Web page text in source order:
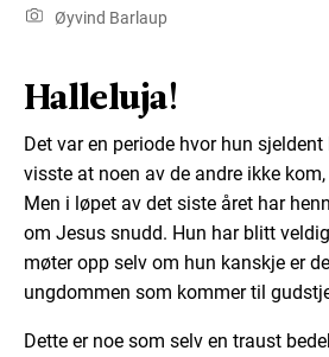
Øyvind Barlaup
Halleluja!
Det var en periode hvor hun
visste at noen av de andre ikke
Men i løpet av det siste året har
om Jesus snudd. Hun har blitt
møter opp selv om hun kanskje er
ungdommen som kommer til
Dette er noe som selv en traust